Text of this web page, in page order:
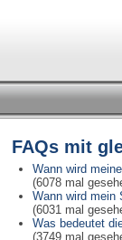
FAQs mit
Wann wird
(6078 mal
Wann wird mein
(6031 mal
Was bedeutet
(3749 mal